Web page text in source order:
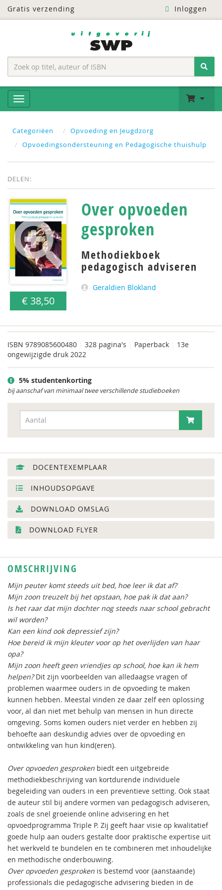
Gratis verzending Inloggen
Categoriëen
Opvoeding en Jeugdzorg
Opvoedingsondersteuning en Pedagogische thuishulp
DELEN:
€ 38,50
Over opvoeden
gesproken
Methodiekboek
pedagogisch adviseren
Geraldien Blokland
ISBN 9789085600480 328 pagina's Paperback
13e
ongewijzigde druk 2022
5% studentenkorting
bij aanschaf van minimaal twee verschillende studieboeken
DOCENTEXEMPLAAR
INHOUDSOPGAVE
DOWNLOAD OMSLAG
DOWNLOAD FLYER
OMSCHRIJVING
Mijn peuter komt steeds uit bed, hoe leer ik dat af?
Mijn zoon treuzelt bij het opstaan, hoe pak ik dat aan?
Is het raar dat mijn dochter nog steeds naar school gebracht
wil worden?
Kan een kind ook depressief zijn?
Hoe bereid ik mijn kleuter voor op het overlijden van haar
opa?
Mijn zoon heeft geen vriendjes op school, hoe kan ik hem
helpen?Dit zijn voorbeelden van alledaagse vragen of
problemen waarmee ouders in de opvoeding te maken
kunnen hebben. Meestal vinden ze daar zelf een oplossing
voor, al dan niet met behulp van mensen in hun directe
omgeving. Soms komen ouders niet verder en hebben zij
behoefte aan deskundig advies over de opvoeding en
ontwikkeling van hun kind(eren).
Over opvoeden gesproken biedt een uitgebreide
methodiekbeschrijving van kortdurende individuele
begeleiding van ouders in een preventieve setting. Ook staat
de auteur stil bij andere vormen van pedagogisch adviseren,
zoals de snel groeiende online advisering en het
opvoedprogramma Triple P. Zij geeft haar visie op kwalitatief
goede hulp aan ouders gestalte door praktische expertise uit
het werkveld te bundelen en te combineren met inhoudelijke
en methodische onderbouwing.
Over opvoeden gesproken is bestemd voor (aanstaande)
professionals die pedagogische advisering bieden in de